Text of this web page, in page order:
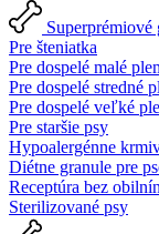
Superprémiové
Pre šteniatka
Pre dospelé malé
Pre dospelé stredné
Pre dospelé veľké
Pre staršie psy
Hypoalergénne
Diétne granule pre
Receptúra bez
Sterilizované psy